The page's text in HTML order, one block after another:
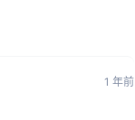
1 年前